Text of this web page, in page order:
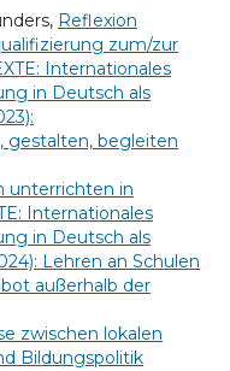
Reflexion
zum/zur
Internationales
in Deutsch als
gestalten, begleiten
unterrichten in
Internationales
in Deutsch als
Lehren an Schulen
außerhalb der
zwischen lokalen
Bildungspolitik